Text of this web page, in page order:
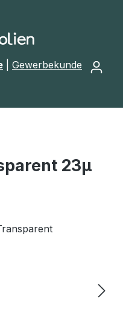
Gewerbekunde
Der
23μ